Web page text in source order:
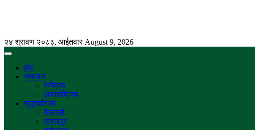
२४ श्रावण २०८३, आईतवार August 9, 2026
होम
समाचार
राष्ट्रिय
अन्तर्राष्ट्रिय
सुदुरपश्चिम
कैलाली
कंचनपुर